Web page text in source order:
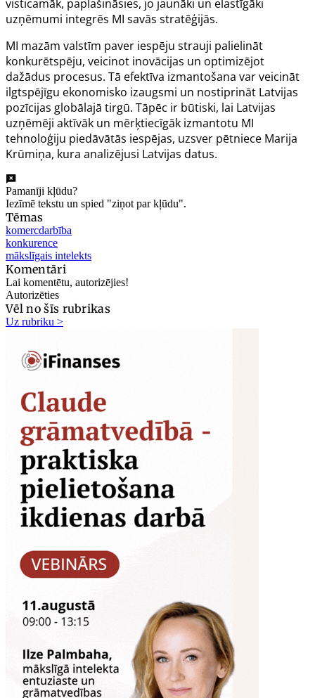
visticamāk, paplašināsies, jo jaunāki un elastīgāki
uzņēmumi integrēs MI savās stratēģijās.
MI mazām valstīm paver iespēju strauji palielināt
konkurētspēju, veicinot inovācijas un optimizējot
dažādus procesus. Tā efektīva izmantošana var veicināt
ilgtspējīgu ekonomisko izaugsmi un nostiprināt Latvijas
pozīcijas globālajā tirgū. Tāpēc ir būtiski, lai Latvijas
uzņēmēji aktīvāk un mērķtiecīgāk izmantotu MI
tehnoloģiju piedāvātās iespējas, uzsver pētniece Marija
Krūmiņa, kura analizējusi Latvijas datus.
Pamanīji kļūdu?
Iezīmē tekstu un spied "ziņot par kļūdu".
Tēmas
komercdarbība
konkurence
mākslīgais intelekts
Komentāri
Lai komentētu, autorizējies!
Autorizēties
Vēl no šīs rubrikas
Uz rubriku >